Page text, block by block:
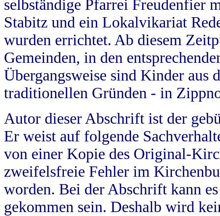
selbständige Pfarrei Freudenfier
Stabitz und ein Lokalvikariat
wurden errichtet. Ab diesem
Gemeinden, in den
Übergangsweise sind Kinder aus
traditionellen Gründen - in
Autor dieser Abschrift ist der
Er weist auf folgende
von einer Kopie des Original-
zweifelsfreie Fehler im
worden. Bei der Abschrift kann
gekommen sein. Deshalb wird